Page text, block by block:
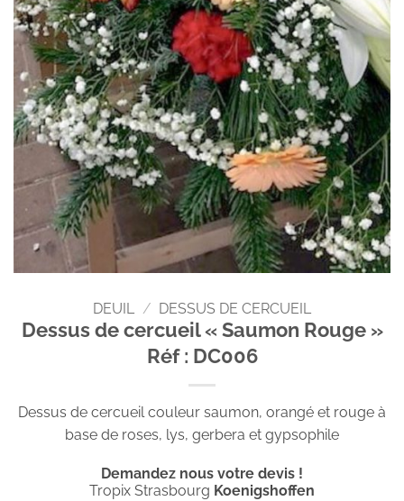
DEUIL / DESSUS DE CERCUEIL
Dessus de cercueil « Saumon Rouge »
Réf : DC006
Dessus de cercueil couleur saumon, orangé et rouge à
base de roses, lys, gerbera et gypsophile
Demandez nous votre devis !
Tropix Strasbourg Koenigshoffen